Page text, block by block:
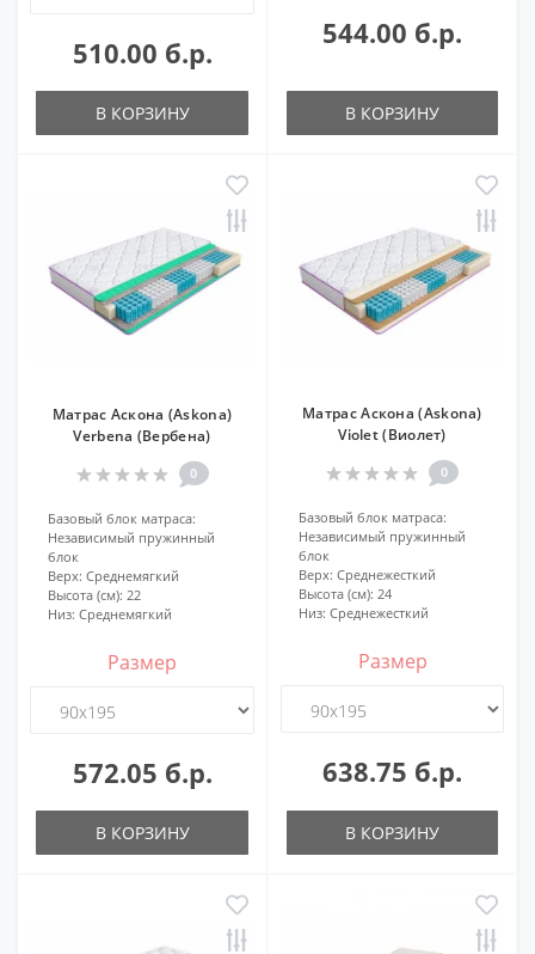
510.00 б.р.
В КОРЗИНУ
544.00 б.р.
В КОРЗИНУ
Матрас Аскона (Askona)
Verbena (Вербена)
0
Базовый блок матраса:
Независимый пружинный
блок
Верх: Среднемягкий
Высота (см): 22
Низ: Среднемягкий
Размер
572.05 б.р.
В КОРЗИНУ
Матрас Аскона (Askona)
Violet (Виолет)
0
Базовый блок матраса:
Независимый пружинный
блок
Верх: Среднежесткий
Высота (см): 24
Низ: Среднежесткий
Размер
638.75 б.р.
В КОРЗИНУ